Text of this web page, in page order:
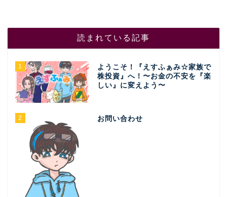
読まれている記事
1
ようこそ！『えすふぁみ☆家族で
株投資』へ！〜お金の不安を『楽
しい』に変えよう〜
2 お問い合わせ